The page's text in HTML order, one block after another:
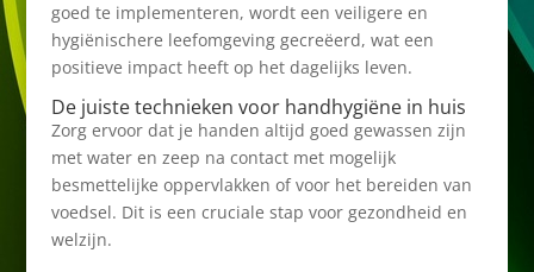
goed te implementeren, wordt een veiligere en
hygiënischere leefomgeving gecreëerd, wat een
positieve impact heeft op het dagelijks leven.
De juiste technieken voor handhygiëne in huis
Zorg ervoor dat je handen altijd goed gewassen zijn
met water en zeep na contact met mogelijk
besmettelijke oppervlakken of voor het bereiden van
voedsel. Dit is een cruciale stap voor gezondheid en
welzijn.